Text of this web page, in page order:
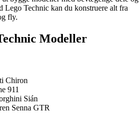
Lego Technic kan du konstruere alt fra
fly.
Modeller
Chiron
911
Sián
Senna GTR